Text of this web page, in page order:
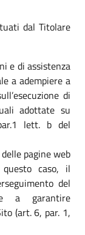
dal Titolare
e di assistenza
a adempiere a
di
adottate su
lett. b del
pagine web
caso, il
del
a garantire
(art. 6, par. 1,